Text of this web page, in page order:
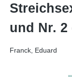
und Nr. 2
Franck, Eduard